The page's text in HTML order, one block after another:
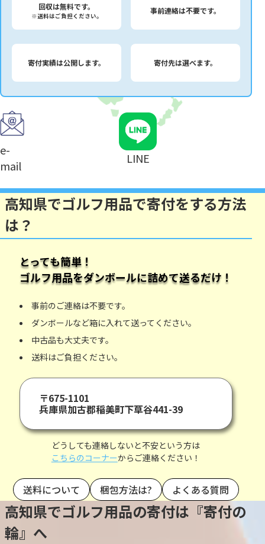
回収は無料です。
※送料はご負担ください。
事前連絡は不要です。
寄付実績は公開します。 寄付先は選べます。
e-
mail
LINE
高知県でゴルフ用品で寄付をする方法
は？
とっても簡単！
ゴルフ用品をダンボールに詰めて送るだけ！
事前のご連絡は不要です。
ダンボールなど箱に入れて送ってください。
中古品も大丈夫です。
送料はご負担ください。
〒675-1101
兵庫県加古郡稲美町下草谷441-39
どうしても連絡しないと不安という方は
こちらのコーナーからご連絡ください！
送料について 梱包方法は? よくある質問
高知県でゴルフ用品の寄付は『寄付の
輪』へ